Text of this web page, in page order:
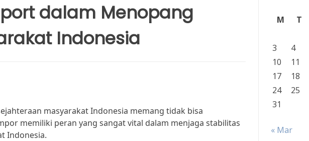
dalam Menopang
Indonesia
masyarakat Indonesia memang tidak bisa
memiliki peran yang sangat vital dalam menjaga stabilitas
Indonesia.
M
T
3
4
10
11
17
18
24
25
31
« Mar